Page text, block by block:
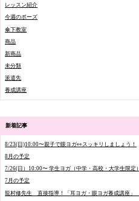
レッスン紹介
今週のポーズ
傘下教室
商品
新商品
未分類
派遣先
養成講座
新着記事
8/23(日)10:00〜親子で眼ヨガ👀スッキリしましょう！
8月の予定
7/26(日）10:00〜 学生ヨガ（中学・高校・大学生限定）
7月の予定
龍村修先生 直接指導！「耳ヨガ・眼ヨガ養成講座